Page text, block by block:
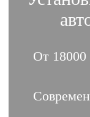
От 18000